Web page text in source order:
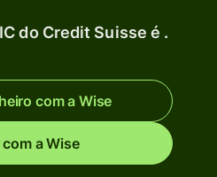
do Credit Suisse é .
com a Wise
a Wise